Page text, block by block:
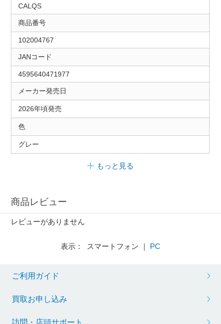
CALQS
商品番号
102004767
JANコード
4595640471977
メーカー発売日
2026年頃発売
色
グレー
もっと見る
商品レビュー
レビューがありません
表示： スマートフォン ｜ PC
ご利用ガイド
買取お申し込み
訪問・店頭サポート